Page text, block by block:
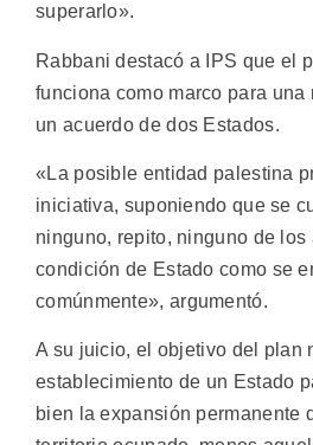
superarlo».
Rabbani destacó a IPS que el
funciona como marco para una
un acuerdo de dos Estados.
«La posible entidad palestina
iniciativa, suponiendo que se
ninguno, repito, ninguno de los
condición de Estado como se
comúnmente», argumentó.
A su juicio, el objetivo del plan
establecimiento de un Estado
bien la expansión permanente